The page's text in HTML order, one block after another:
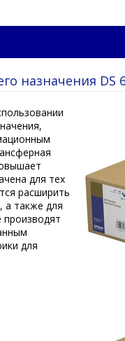
назначения DS
для тех
расширить
а также для
для